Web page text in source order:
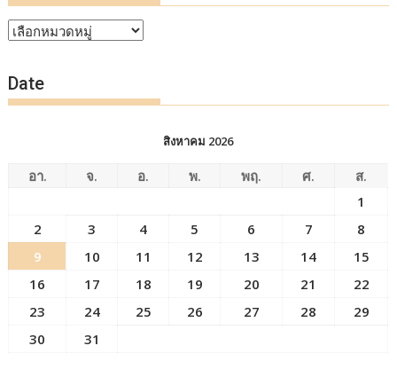
หัวข้อ
Date
สิงหาคม 2026
อา. จ. อ. พ. พฤ. ศ.
ส.
1
2
3 4 5 6 7
8
9
10 11 12 13 14
15
16
17 18 19 20 21
22
23
24 25 26 27 28
29
30
31